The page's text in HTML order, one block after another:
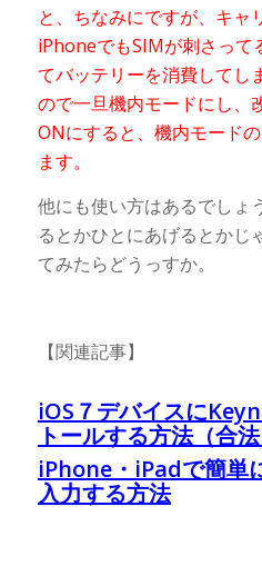
と、ちなみにですが、キャ
iPhoneでもSIMが刺さって
てバッテリーを消費してし
ので一旦機内モードにし
ONにすると、機内モード
ます。
他にも使い方はあるでしょ
るとかひとにあげるとかじ
てみたらどうっすか。
【関連記事】
iOS７デバイスに
トールする方法（合法
iPhone・iPadで簡単
入力する方法